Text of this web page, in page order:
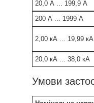
20,0 А ... 199,9 А
200 А ... 1999 А
2,00 кА ... 19,99 кА
20,0 кА ... 38,0 кА
Умови